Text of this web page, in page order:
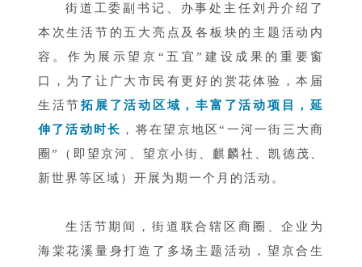
街道工委副书记、办事处主任刘丹介绍了
本次生活节的五大亮点及各板块的主题活动内
容。作为展示望京“五宜”建设成果的重要窗
口，为了让广大市民有更好的赏花体验，本届
生活节拓展了活动区域，丰富了活动项目，延
伸了活动时长 ，将在望京地区“一河一街三大商
圈”（即望京河、望京小街、麒麟社、凯德茂、
新世界等区域）开展为期一个月的活动。
生活节期间，街道联合辖区商圈、企业为
海棠花溪量身打造了多场主题活动，望京合生